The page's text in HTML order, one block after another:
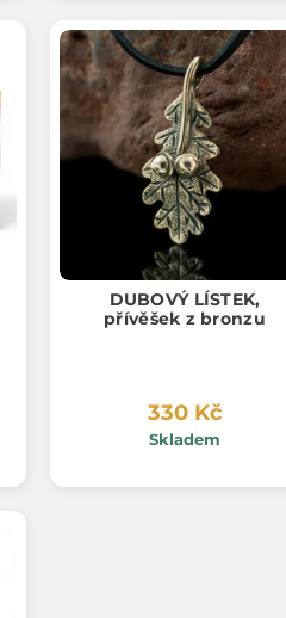
DUBOVÝ LÍSTEK,
přívěšek z bronzu
330 Kč
Skladem